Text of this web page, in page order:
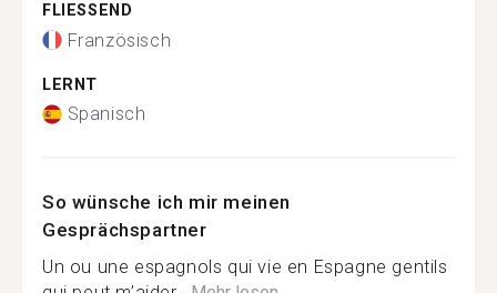
FLIESSEND
Französisch
LERNT
Spanisch
So wünsche ich mir meinen
Gesprächspartner
Un ou une espagnols qui vie en Espagne gentils